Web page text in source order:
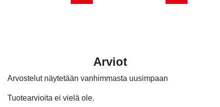
Arviot
Arvostelut näytetään vanhimmasta uusimpaan
Tuotearvioita ei vielä ole.